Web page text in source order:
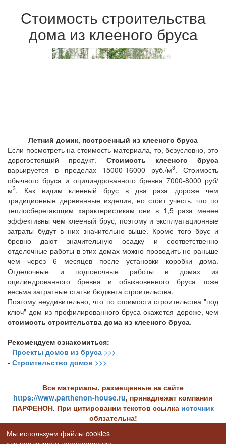
Стоимость строительства
дома из клееного бруса
Летний домик, построенный из клееного бруса
Если посмотреть на стоимость материала, то, безусловно, это
дорогостоящий продукт. Стоимость клееного бруса
варьируется в пределах 15000-16000 руб./м3. Стоимость
обычного бруса и оцилиндрованного бревна 7000-8000 руб/
м3. Как видим клееный брус в два раза дороже чем
традиционные деревянные изделия, но стоит учесть, что по
теплосберегающим характеристикам они в 1,5 раза менее
эффективны чем клееный брус, поэтому и эксплуатационные
затраты будут в них значительно выше. Кроме того брус и
бревно дают значительную осадку и соответственно
отделочные работы в этих домах можно проводить не раньше
чем через 6 месяцев после установки коробки дома.
Отделочные и подгоночные работы в домах из
оцилиндрованного бревна и обыкновенного бруса тоже
весьма затратные статьи бюджета строительства.
Поэтому неудивительно, что по стоимости строительства "под
ключ" дом из профилированного бруса окажется дороже, чем
стоимость строительства дома из клееного бруса.
Рекомендуем ознакомиться:
- Проекты домов из бруса >>>
- Строительство домов >>>
Все материалы, размещенные на сайте
https://www.parthenon-house.ru, принадлежат компании
ПАРФЕНОН. При цитировании текстов ссылка источник
обязательна!
Строительные материалы
Мы используем файлы cookies